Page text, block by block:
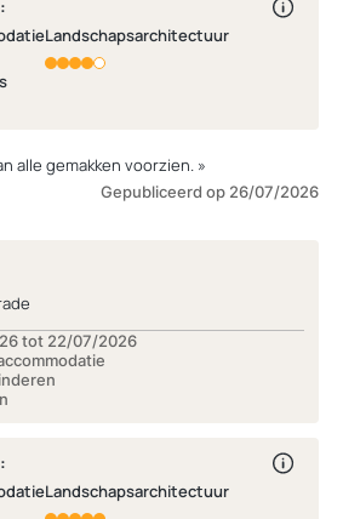
Landschapsarchitectuur
« Geweldig verblijf en van alle gemakken voorzien. »
Gepubliceerd op 26/07/2026
tot 22/07/2026
Landschapsarchitectuur